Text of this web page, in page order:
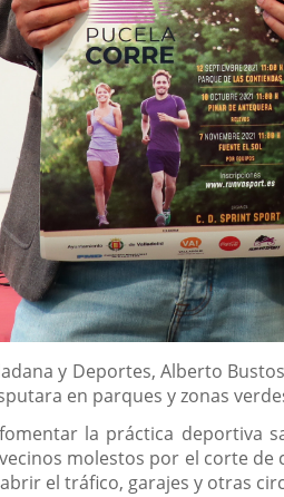
y Deportes, Alberto
en parques y zonas
la práctica deportiva
molestos por el corte
el tráfico, garajes y otras